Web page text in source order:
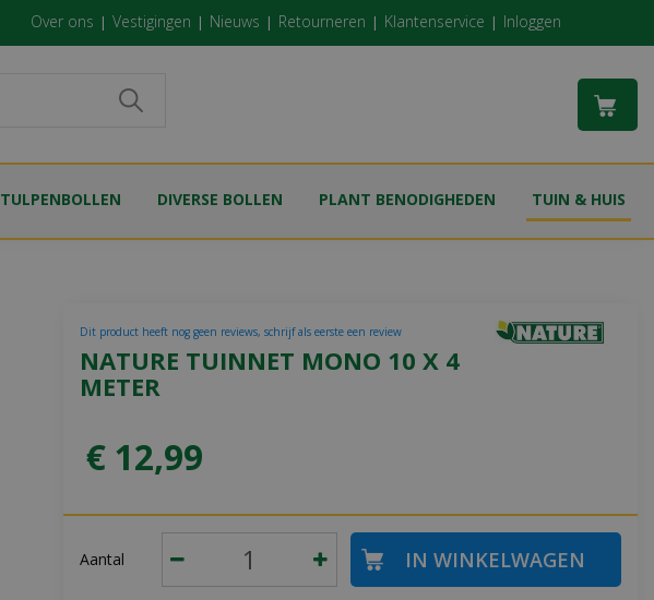
Over ons Vestigingen Nieuws Retourneren Klantenservice Inloggen
TULPENBOLLEN DIVERSE BOLLEN PLANT BENODIGHEDEN TUIN & HUIS
NATURE TUINNET MONO 10 X 4
METER
Dit product heeft nog geen reviews, schrijf als eerste een review
€ 12,99
Aantal